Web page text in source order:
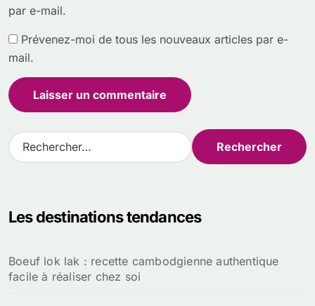
par e-mail.
Prévenez-moi de tous les nouveaux articles par e-
mail.
R
e
r
e
r
Les destinations tendances
Boeuf lok lak : recette cambodgienne authentique
facile à réaliser chez soi